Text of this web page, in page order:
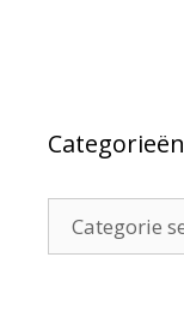
Categorieën